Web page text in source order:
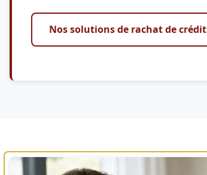
Nos solutions de rachat de crédit